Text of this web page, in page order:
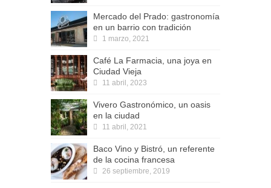
Mercado del Prado: gastronomía
en un barrio con tradición
1 marzo, 2021
Café La Farmacia, una joya en
Ciudad Vieja
11 abril, 2023
Vivero Gastronómico, un oasis
en la ciudad
11 abril, 2021
Baco Vino y Bistró, un referente
de la cocina francesa
26 septiembre, 2019